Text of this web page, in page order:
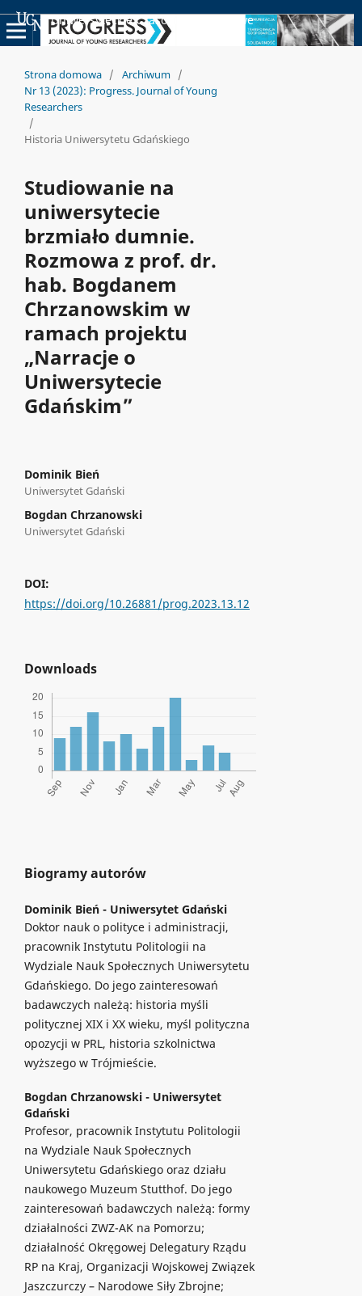
Uniwersyteckie Czasopisma Naukowe
Strona domowa / Archiwum /
Nr 13 (2023): Progress. Journal of Young
Researchers
/
Historia Uniwersytetu Gdańskiego
Studiowanie na
uniwersytecie
brzmiało dumnie.
Rozmowa z prof. dr.
hab. Bogdanem
Chrzanowskim w
ramach projektu
„Narracje o
Uniwersytecie
Gdańskim”
Dominik Bień
Uniwersytet Gdański
Bogdan Chrzanowski
Uniwersytet Gdański
DOI:
https://doi.org/10.26881/prog.2023.13.12
Downloads
Biogramy autorów
Dominik Bień - Uniwersytet Gdański
Doktor nauk o polityce i administracji,
pracownik Instytutu Politologii na
Wydziale Nauk Społecznych Uniwersytetu
Gdańskiego. Do jego zainteresowań
badawczych należą: historia myśli
politycznej XIX i XX wieku, myśl polityczna
opozycji w PRL, historia szkolnictwa
wyższego w Trójmieście.
Bogdan Chrzanowski - Uniwersytet
Gdański
Profesor, pracownik Instytutu Politologii
na Wydziale Nauk Społecznych
Uniwersytetu Gdańskiego oraz działu
naukowego Muzeum Stutthof. Do jego
zainteresowań badawczych należą: formy
działalności ZWZ-AK na Pomorzu;
działalność Okręgowej Delegatury Rządu
RP na Kraj, Organizacji Wojskowej Związek
Jaszczurczy – Narodowe Siły Zbrojne;